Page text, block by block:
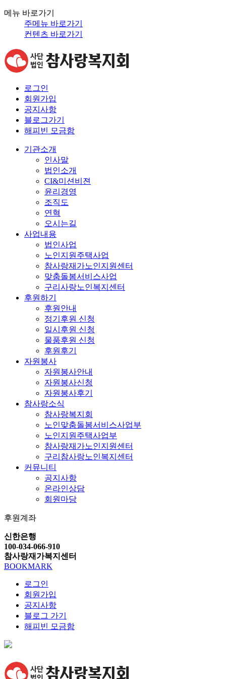
메뉴 바로가기
주메뉴 바로가기
컨텐츠 바로가기
로그인
회원가입
공지사항
블로그가기
해피빈 모금함
기관소개
인사말
법인소개
CI&미션비젼
윤리경영
조직도
연혁
오시는길
사업내용
법인사업
노인지원주택사업
참사랑재가노인지원센터
맞춤돌봄서비스사업
구리사랑노인복지센터
후원하기
후원안내
정기후원 신청
일시후원 신청
물품후원 신청
후원후기
자원봉사
자원봉사안내
자원봉사신청
자원봉사후기
참사랑소식
참사랑복지회
노인맞춤돌봄서비스사업부
노인지원주택사업부
참사랑재가노인지원센터
구리참사랑노인복지센터
커뮤니티
공지사항
온라인상담
회원마당
후원계좌
신한은행
100-034-066-910
참사랑재가복지센터
BOOKMARK
로그인
회원가입
공지사항
블로그 가기
해피빈 모금함